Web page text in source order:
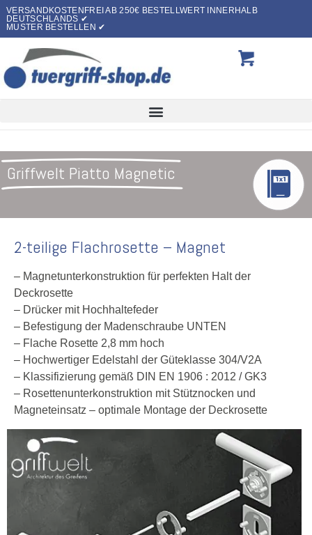
VERSANDKOSTENFREI AB 250€ BESTELLWERT INNERHALB
DEUTSCHLANDS ✔
MUSTER BESTELLEN ✔
Griffwelt Piatto Magnetic
2-teilige Flachrosette – Magnet
– Magnetunterkonstruktion für perfekten Halt der
Deckrosette
– Drücker mit Hochhaltefeder
– Befestigung der Madenschraube UNTEN
– Flache Rosette 2,8 mm hoch
– Hochwertiger Edelstahl der Güteklasse 304/V2A
– Klassifizierung gemäß DIN EN 1906 : 2012 / GK3
– Rosettenunterkonstruktion mit Stütznocken und
Magneteinsatz – optimale Montage der Deckrosette